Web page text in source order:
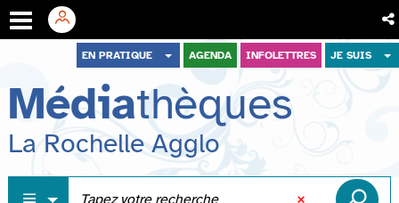
menu
contenu
recherche
EN PRATIQUE AGENDA INFOLETTRES JE SUIS
Médiathèques
La Rochelle Agglo